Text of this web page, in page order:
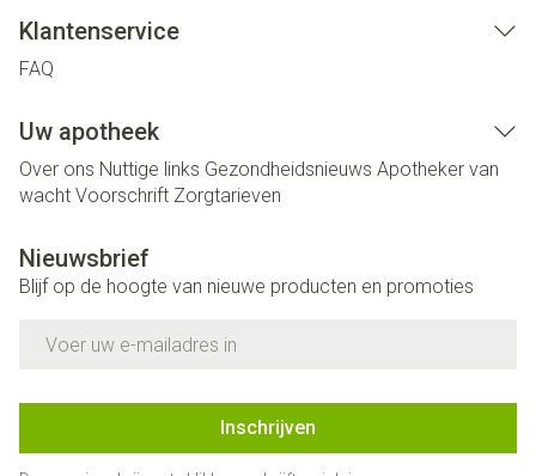
Klantenservice
FAQ
Uw apotheek
Over ons Nuttige links Gezondheidsnieuws Apotheker van
wacht Voorschrift Zorgtarieven
Nieuwsbrief
Blijf op de hoogte van nieuwe producten en promoties
Inschrijven